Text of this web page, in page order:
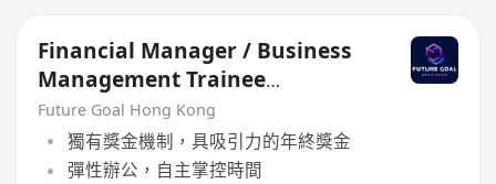
Financial Manager / Business
Management Trainee
Programme
Future Goal Hong Kong
獨有獎金機制，具吸引力的年終獎金
彈性辦公，自主掌控時間